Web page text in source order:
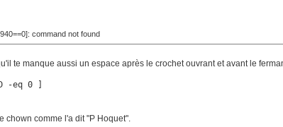
command not found
te manque aussi un espace après le crochet ouvrant et avant le
-eq 0 ]
chown comme l'a dit "P Hoquet".